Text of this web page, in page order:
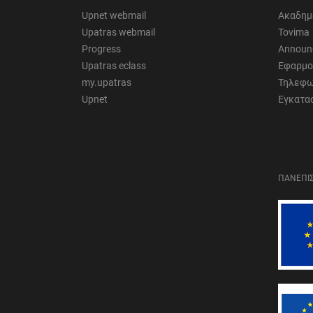
Upnet webmail
Upatras webmail
Progress
Upatras eclass
my.upatras
Upnet
Tovima